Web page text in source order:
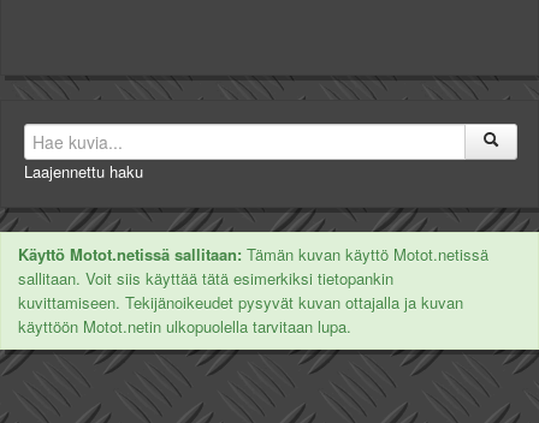
Laajennettu haku
Käyttö Motot.netissä sallitaan: Tämän kuvan käyttö Motot.netissä
sallitaan. Voit siis käyttää tätä esimerkiksi tietopankin
kuvittamiseen. Tekijänoikeudet pysyvät kuvan ottajalla ja kuvan
käyttöön Motot.netin ulkopuolella tarvitaan lupa.